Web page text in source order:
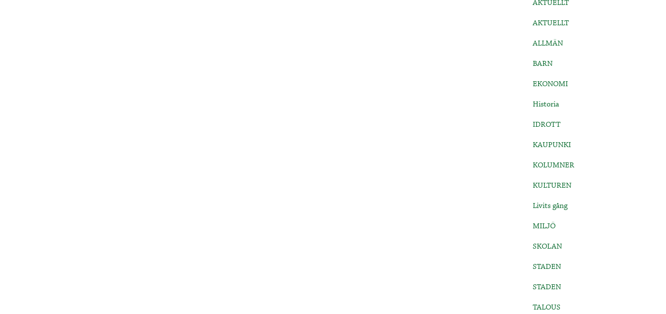
AKTUELLT
AKTUELLT
ALLMÄN
BARN
EKONOMI
Historia
IDROTT
KAUPUNKI
KOLUMNER
KULTUREN
Livits gång
MILJÖ
SKOLAN
STADEN
STADEN
TALOUS